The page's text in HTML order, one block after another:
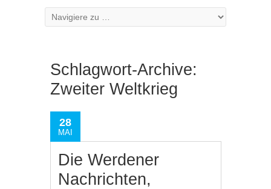
Schlagwort-Archive:
Zweiter Weltkrieg
28
MAI
Die Werdener
Nachrichten,